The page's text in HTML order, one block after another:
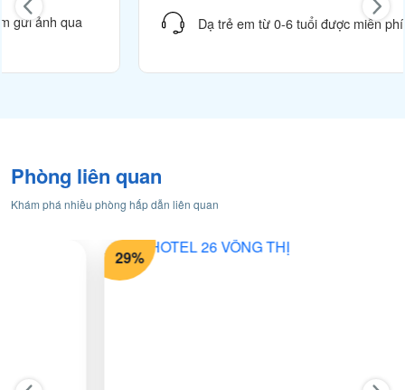
VNAHOMES – Nơi Để Trở Về
Các phương thức thanh toán
Dạ trẻ em từ 0-6 tuổi được miễn phí ạ
Phòng liên quan
Khám phá nhiều phòng hấp dẫn liên quan